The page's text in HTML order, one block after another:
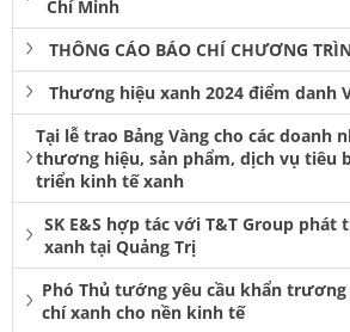
Chí Minh
THÔNG CÁO BÁO CHÍ CHƯƠNG
Thương hiệu xanh 2024 điểm danh
Tại lễ trao Bảng Vàng cho các doanh
thương hiệu, sản phẩm, dịch vụ tiêu
triển kinh tế xanh
SK E&S hợp tác với T&T Group
xanh tại Quảng Trị
Phó Thủ tướng yêu cầu khẩn
chí xanh cho nền kinh tế